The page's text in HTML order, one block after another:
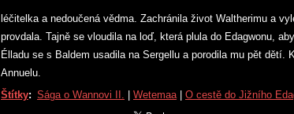
léčitelka a nedoučená vědma. Zachránila život Waltherimu a
provdala. Tajně se vloudila na loď, která plula do Edagwonu,
Élladu se s Baldem usadila na Sergellu a porodila mu pět dětí.
Annuelu.
Štítky: Sága o Wannovi II. Wetemaa O cestě do Jižního